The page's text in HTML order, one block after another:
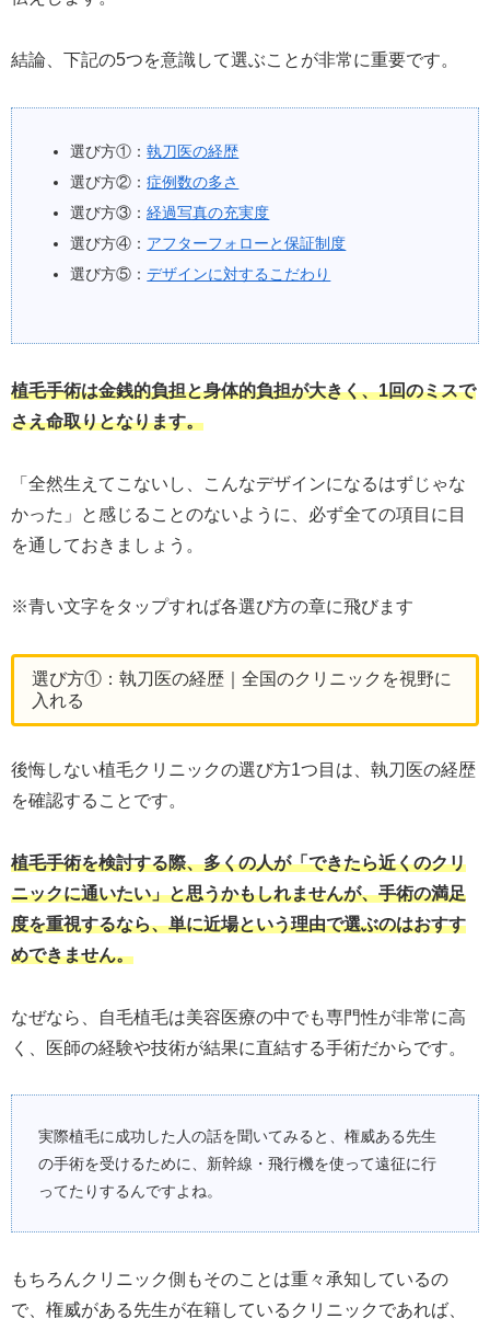
結論、下記の5つを意識して選ぶことが非常に重要です。
選び方①：執刀医の経歴
選び方②：症例数の多さ
選び方③：経過写真の充実度
選び方④： アフターフォローと保証制度
選び方⑤：デザインに対するこだわり
植毛手術は金銭的負担と身体的負担が大きく、1回のミスで
さえ命取りとなります。
「全然生えてこないし、こんなデザインになるはずじゃな
かった」と感じることのないように、必ず全ての項目に目
を通しておきましょう。
※青い文字をタップすれば各選び方の章に飛びます
選び方①：執刀医の経歴｜全国のクリニックを視野に
入れる
後悔しない植毛クリニックの選び方1つ目は、執刀医の経歴
を確認することです。
植毛手術を検討する際、多くの人が「できたら近くのクリ
ニックに通いたい」と思うかもしれませんが、手術の満足
度を重視するなら、単に近場という理由で選ぶのはおすす
めできません。
なぜなら、自毛植毛は美容医療の中でも専門性が非常に高
く、医師の経験や技術が結果に直結する手術だからです。
実際植毛に成功した人の話を聞いてみると、権威ある先生
の手術を受けるために、新幹線・飛行機を使って遠征に行
ってたりするんですよね。
もちろんクリニック側もそのことは重々承知しているの
で、権威がある先生が在籍しているクリニックであれば、